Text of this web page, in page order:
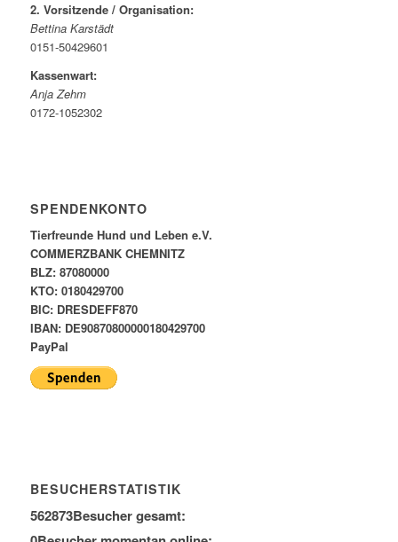
2. Vorsitzende / Organisation:
Bettina Karstädt
0151-50429601
Kassenwart:
Anja Zehm
0172-1052302
SPENDENKONTO
Tierfreunde Hund und Leben e.V.
COMMERZBANK CHEMNITZ
BLZ: 87080000
KTO: 0180429700
BIC: DRESDEFF870
IBAN: DE90870800000180429700
PayPal
BESUCHERSTATISTIK
562873Besucher gesamt: